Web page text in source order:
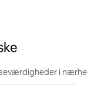
i